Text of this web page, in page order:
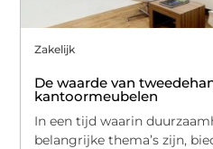
Zakelijk
De waarde van
kantoormeubelen
In een tijd waarin
belangrijke thema’s zijn,